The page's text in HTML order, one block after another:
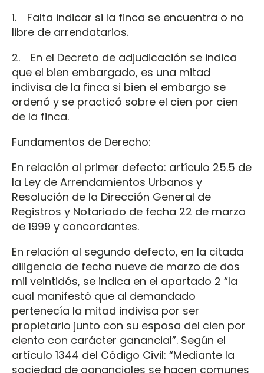
1. Falta indicar si la finca se encuentra o no
libre de arrendatarios.
2. En el Decreto de adjudicación se indica
que el bien embargado, es una mitad
indivisa de la finca si bien el embargo se
ordenó y se practicó sobre el cien por cien
de la finca.
Fundamentos de Derecho:
En relación al primer defecto: artículo 25.5 de
la Ley de Arrendamientos Urbanos y
Resolución de la Dirección General de
Registros y Notariado de fecha 22 de marzo
de 1999 y concordantes.
En relación al segundo defecto, en la citada
diligencia de fecha nueve de marzo de dos
mil veintidós, se indica en el apartado 2 “la
cual manifestó que al demandado
pertenecía la mitad indivisa por ser
propietario junto con su esposa del cien por
ciento con carácter ganancial”. Según el
artículo 1344 del Código Civil: “Mediante la
sociedad de gananciales se hacen comunes